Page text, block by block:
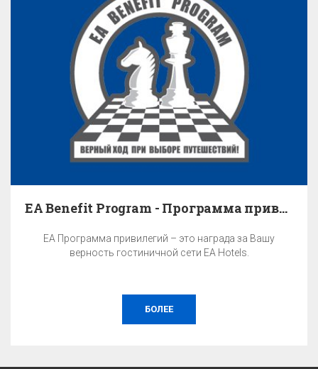
EA Benefit Program - Программа привилегий
EA Программа привилегий – это награда за Вашу
верность гостиничной сети EA Hotels.
БОЛЕЕ